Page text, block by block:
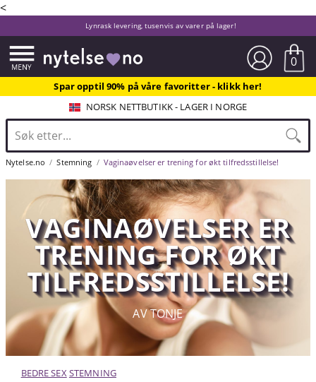
<
Lynrask levering, tusenvis av varer på lager!
0
Spar opptil 90% på våre favoritter - klikk her!
NORSK NETTBUTIKK - LAGER I NORGE
Nytelse.no Stemning Vaginaøvelser er trening for økt tilfredsstillelse!
VAGINAØVELSER ER
TRENING FOR ØKT
TILFREDSSTILLELSE!
AV TONJE
BEDRE SEXSTEMNING